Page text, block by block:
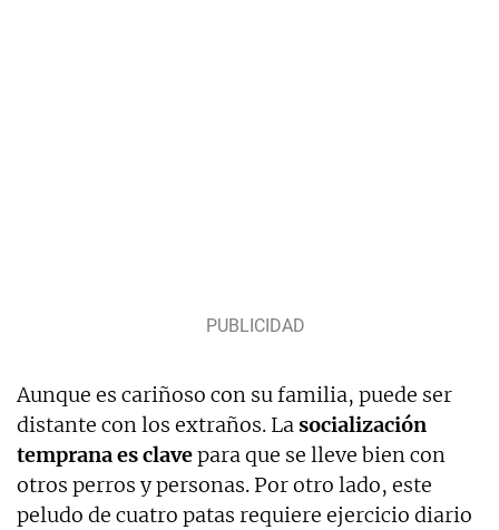
Aunque es cariñoso con su familia, puede ser
distante con los extraños. Lasocialización
temprana es clavepara que se lleve bien con
otros perros y personas. Por otro lado, este
peludo de cuatro patas requiere ejercicio diario